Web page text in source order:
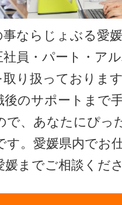
ならじょぶる愛
社員・パート・ア
り扱っておりま
後のサポートまで
で、あなたにぴっ
す。愛媛県内でお
媛までご相談くだ